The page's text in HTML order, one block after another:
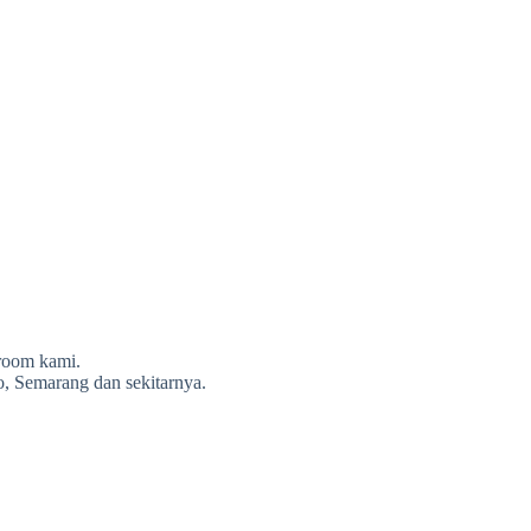
kami.
Semarang dan sekitarnya.